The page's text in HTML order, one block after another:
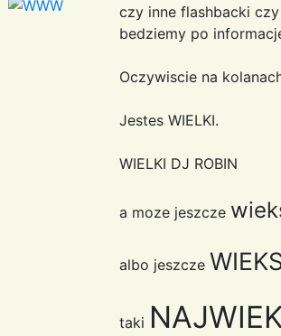
czy inne flashbacki
bedziemy po
Oczywiscie na
Jestes WIELKI.
WIELKI DJ ROBIN
a moze jeszcze
albo jeszcze
taki